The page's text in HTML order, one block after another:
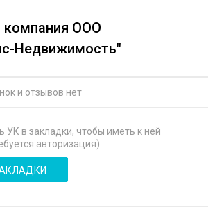
ООО
Недвижимость"
и отзывов нет
УК в закладки, чтобы иметь к ней
авторизация).